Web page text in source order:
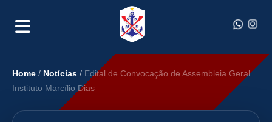
Home / Notícias / Edital de Convocação de Assembleia Geral
Instituto Marcílio Dias